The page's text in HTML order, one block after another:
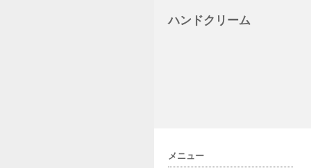
ハンドクリーム
メニュー